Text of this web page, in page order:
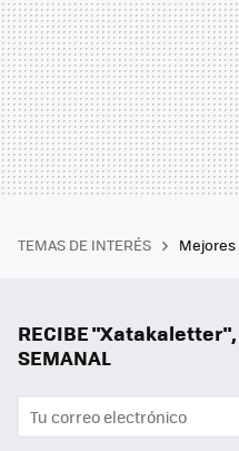
TEMAS DE INTERÉS
RECIBE "Xatakaletter",
SEMANAL